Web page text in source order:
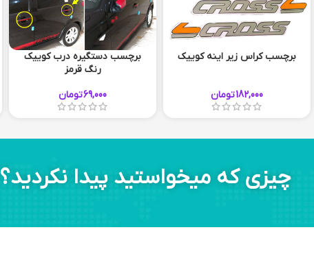
برچسب کراس زیر اینه کوییک
182,000تومان
برچسب دستگیره درب کوییک
رنگ قرمز
69,000تومان
چیزی که میخواستید پیدا نکردید؟